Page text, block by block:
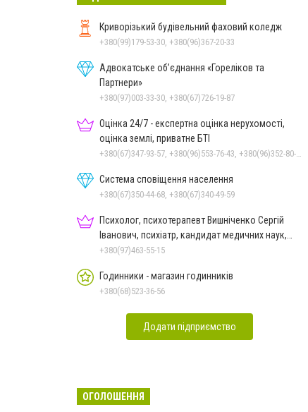
Криворізький будівельний фаховий коледж
+380(99)179-53-30, +380(96)367-20-33
Адвокатське об’єднання «Гореліков та
Партнери»
+380(97)003-33-30, +380(67)726-19-87
Оцінка 24/7 - експертна оцінка нерухомості,
оцінка землі, приватне БТІ
Система сповіщення населення
+380(67)350-44-68, +380(67)340-49-59
Психолог, психотерапевт Вишніченко Сергій
Іванович, психіатр, кандидат медичних наук,
доцент
+380(97)463-55-15
Годинники - магазин годинників
+380(68)523-36-56
Додати підприємство
ОГОЛОШЕННЯ